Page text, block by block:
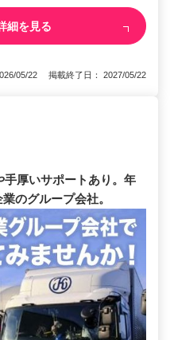
細を見る
05/22 掲載終了日： 2027/05/22
厚いサポートあり。年
のグループ会社。